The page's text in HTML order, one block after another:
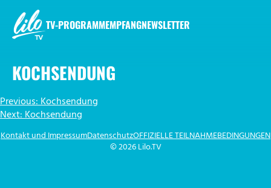
Inhalt
springen
TV-PROGRAMMEMPFANGNEWSLETTER
KOCHSENDUNG
BEITRAGSNAVIGATION
Previous:Kochsendung
Next:Kochsendung
© 2026 Lilo.TV
Kontakt und ImpressumDatenschutzOFFIZIELLE TEILNAHMEBEDINGUNGEN